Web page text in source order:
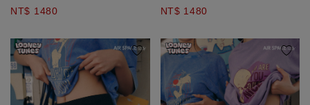
NT$ 1480 NT$ 1480